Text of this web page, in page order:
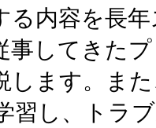
る内容を長
事してきた
します。ま
習し、トラ